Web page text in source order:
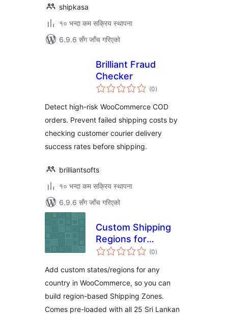
shipkasa
१० भन्दा कम सक्रिय स्थापना
6.9.6 सँग जाँच गरिएको
Brilliant Fraud
Checker
(0कुल
रेटिङ्गहरू
)
Detect high-risk WooCommerce COD
orders. Prevent failed shipping costs by
checking customer courier delivery
success rates before shipping.
brilliantsofts
१० भन्दा कम सक्रिय स्थापना
6.9.6 सँग जाँच गरिएको
Custom Shipping
Regions for
WooCommerce
(0कुल
रेटिङ्गहरू
)
Add custom states/regions for any
country in WooCommerce, so you can
build region-based Shipping Zones.
Comes pre-loaded with all 25 Sri Lankan